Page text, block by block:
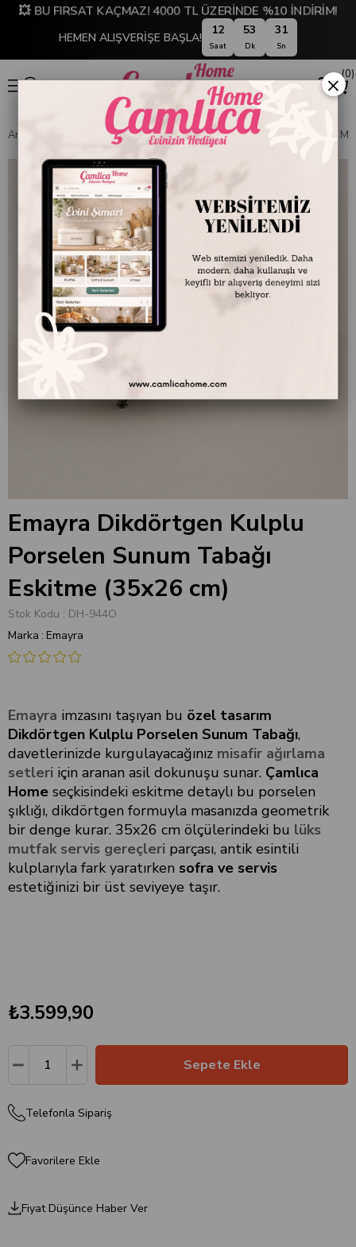
💥 BU FIRSAT KAÇMAZ! 4000 TL ÜZERİNDE %10 İNDİRİM!
HEMEN ALIŞVERİŞE BAŞLA! 12
Saat
53
Dk
30
Sn
0
Anasayfa SOFRA & MUTFAK SOFRA & SERVİS Servis Kapları ve
Emayra Dikdörtgen Kulplu
Porselen Sunum Tabağı
Eskitme (35x26 cm)
Stok Kodu
DH-944O
Marka : Emayra
Emayra imzasını taşıyan bu özel tasarım
Dikdörtgen Kulplu Porselen Sunum Tabağı,
davetlerinizde kurgulayacağınız misafir ağırlama
setleri için aranan asil dokunuşu sunar. Çamlıca
Home seçkisindeki eskitme detaylı bu porselen
şıklığı, dikdörtgen formuyla masanızda geometrik
bir denge kurar. 35x26 cm ölçülerindeki bu lüks
mutfak servis gereçleri parçası, antik esintili
kulplarıyla fark yaratırken sofra ve servis
estetiğinizi bir üst seviyeye taşır.
₺3.599,90
Telefonla Sipariş
Favorilere Ekle
Fiyat Düşünce Haber Ver
×